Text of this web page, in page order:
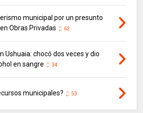
municipal por un presunto
Obras Privadas
62
Ushuaia: chocó dos veces y dio
en sangre
34
municipales? 53